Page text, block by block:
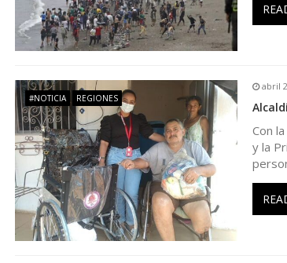
ó
n
d
e
e
n
#NOTICIA REGIONES
abril
Con
y la